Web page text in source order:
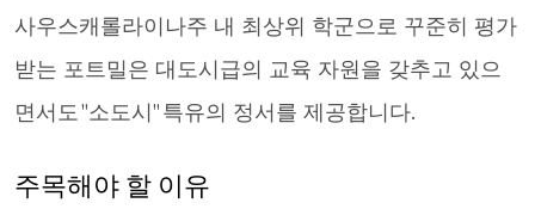
사우스캐롤라이나주 내 최상위 학군으로 꾸준히 평가
받는 포트밀은 대도시급의 교육 자원을 갖추고 있으
면서도 "소도시" 특유의 정서를 제공합니다.
주목해야 할 이유